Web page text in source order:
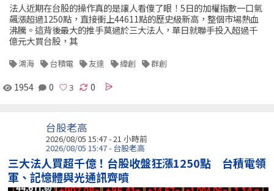
法人近期在台股的操作真的是讓人看傻了眼！5日的加權指數一口氣
飆漲超過1250點，直接衝上44611點的歷史級新高，整個市場熱血
沸騰。這背後最大的推手莫過於三大法人，單日就聯手投入超過千
億元大買台股，其
鴻海 台積電 友達 緯創 群創
1954 0 0
台股老高
2026/08/05 15:47 -21 小時前
2026/08/05 15:47 - 台股老高
三大法人買超千億！台股收盤狂漲1250點 台積電領
軍、記憶體與光通訊齊噴